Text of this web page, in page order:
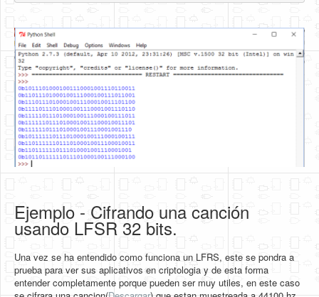
Ejemplo - Cifrando una canción
usando LFSR 32 bits.
Una vez se ha entendido como funciona un LFRS, este se pondra a
prueba para ver sus aplicativos en criptologia y de esta forma
entender completamente porque pueden ser muy utiles, en este caso